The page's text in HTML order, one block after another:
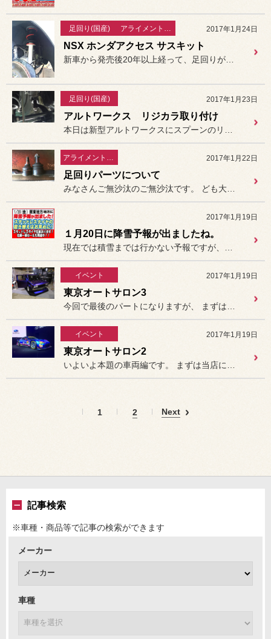
足回り(国産) アライメント関連 2017年1月24日
NSX ホンダアクセス サスキット
足回り(国産) 2017年1月23日
アルトワークス リジカラ取り付け
2017年1月22日
足回りパーツについて
2017年1月19日
１月20日に降雪予報が出ましたね。
イベント 2017年1月19日
東京オートサロン3
イベント 2017年1月19日
東京オートサロン2
1 2 Next
記事検索
※車種・商品等で記事の検索ができます
メーカー
車種